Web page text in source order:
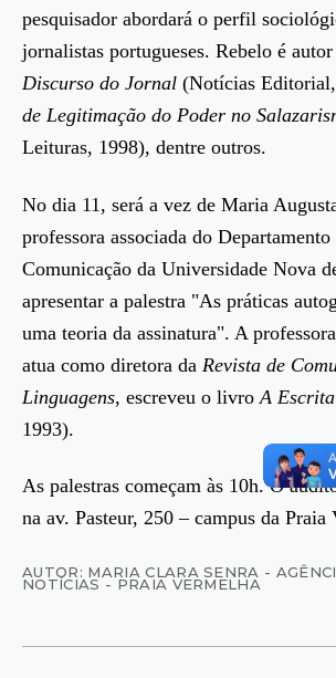
pesquisador abordará o perfil
jornalistas portugueses. Rebelo é
Discurso do Jornal (Notícias
de Legitimação do Poder no
Leituras, 1998), dentre outros.
No dia 11, será a vez de Maria
professora associada do
Comunicação da Universidade Nova
apresentar a palestra "As práticas
uma teoria da assinatura". A
atua como diretora da Revista de
Linguagens, escreveu o livro A
1993).
As palestras começam às 10h. O
na av. Pasteur, 250 – campus da Praia
AUTOR: MARIA CLARA SENRA -
NOTÍCIAS - PRAIA VERMELHA